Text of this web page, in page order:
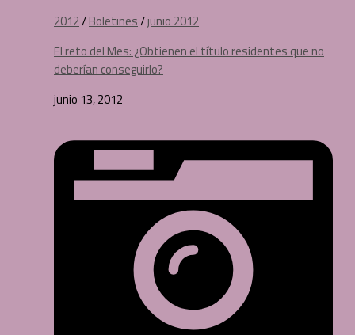
2012/Boletines/junio 2012
El reto del Mes: ¿Obtienen el título residentes que no
deberían conseguirlo?
junio 13, 2012